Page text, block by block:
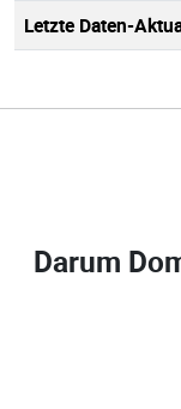
Letzte Daten-
Darum